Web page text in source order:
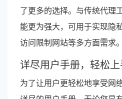
了更多的选择。与传统代理
能更为强大，可用于实现隐
访问限制网站等多方面需求。
详尽用户手册，轻松上
为了让用户更轻松地享受网